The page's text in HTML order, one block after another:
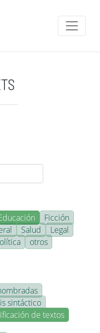
Ficción
Salud
Legal
otros
sintáctico
de textos